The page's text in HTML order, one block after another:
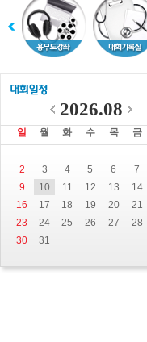
2026.08
일 월 화 수 목 금
2
3 4 5 6 7
9
10 11 12 13 14
16
17 18 19 20 21
23
24 25 26 27 28
30
31